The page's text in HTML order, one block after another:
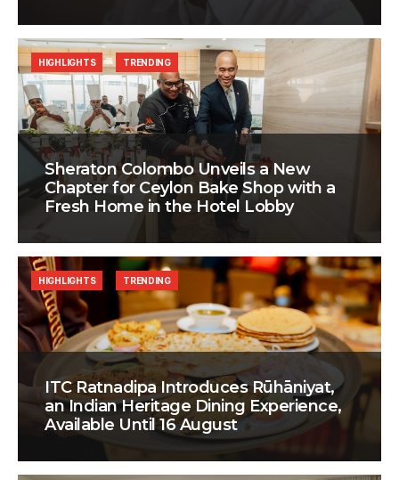
Sheraton Colombo Unveils a New
Chapter for Ceylon Bake Shop with a
Fresh Home in the Hotel Lobby
HIGHLIGHTS TRENDING
ITC Ratnadipa Introduces Rūhāniyat,
an Indian Heritage Dining Experience,
Available Until 16 August
HIGHLIGHTS TRENDING